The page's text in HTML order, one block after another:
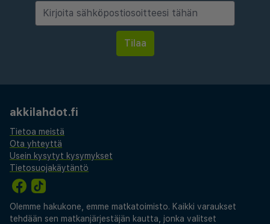
akkilahdot.fi
Tietoa meistä
Ota yhteyttä
Usein kysytyt kysymykset
Tietosuojakäytäntö
Olemme hakukone, emme matkatoimisto. Kaikki varaukset
tehdään sen matkanjärjestäjän kautta, jonka valitset